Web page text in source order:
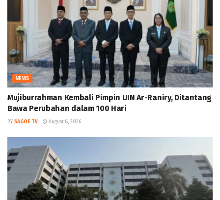
NEWS
Mujiburrahman Kembali Pimpin UIN Ar-Raniry, Ditantang
Bawa Perubahan dalam 100 Hari
BY SAGOE TV August 8, 2026